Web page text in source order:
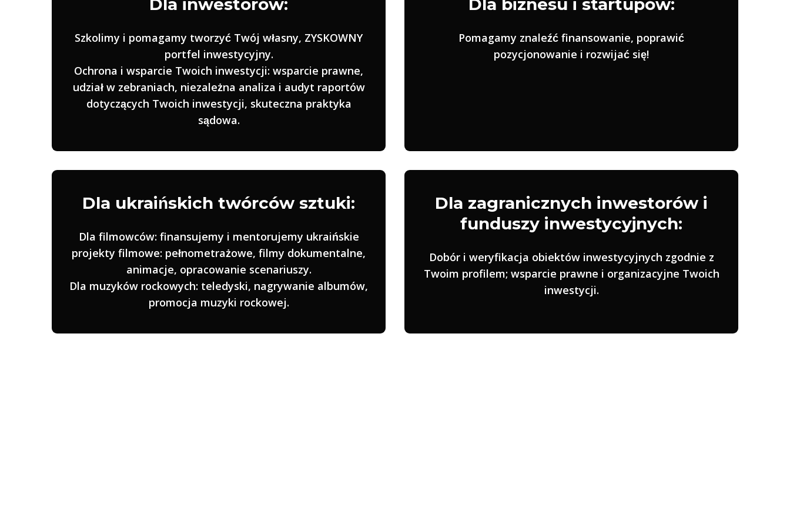
Dla inwestorów:
Szkolimy i pomagamy tworzyć Twój własny, ZYSKOWNY
portfel inwestycyjny.
Ochrona i wsparcie Twoich inwestycji: wsparcie prawne,
udział w zebraniach, niezależna analiza i audyt raportów
dotyczących Twoich inwestycji, skuteczna praktyka
sądowa.
Dla biznesu i startupów:
Pomagamy znaleźć finansowanie, poprawić
pozycjonowanie i rozwijać się!
Dla ukraińskich twórców sztuki:
Dla filmowców: finansujemy i mentorujemy ukraińskie
projekty filmowe: pełnometrażowe, filmy dokumentalne,
animacje, opracowanie scenariuszy.
Dla muzyków rockowych: teledyski, nagrywanie albumów,
promocja muzyki rockowej.
Dla zagranicznych inwestorów i
funduszy inwestycyjnych:
Dobór i weryfikacja obiektów inwestycyjnych zgodnie z
Twoim profilem; wsparcie prawne i organizacyjne Twoich
inwestycji.